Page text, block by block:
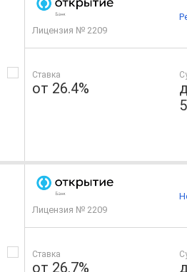
Лицензия № 2209
Ставка
от 26.4%
Лицензия № 2209
Ставка
от 26.7%